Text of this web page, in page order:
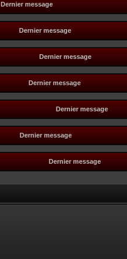
Dernier message
Dernier message
Dernier message
Dernier message
Dernier message
Dernier message
Dernier message